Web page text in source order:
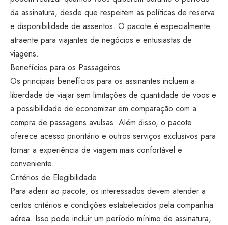
da assinatura, desde que respeitem as políticas de reserva
e disponibilidade de assentos. O pacote é especialmente
atraente para viajantes de negócios e entusiastas de
viagens.
Benefícios para os Passageiros
Os principais benefícios para os assinantes incluem a
liberdade de viajar sem limitações de quantidade de voos e
a possibilidade de economizar em comparação com a
compra de passagens avulsas. Além disso, o pacote
oferece acesso prioritário e outros serviços exclusivos para
tornar a experiência de viagem mais confortável e
conveniente.
Critérios de Elegibilidade
Para aderir ao pacote, os interessados devem atender a
certos critérios e condições estabelecidos pela companhia
aérea. Isso pode incluir um período mínimo de assinatura,